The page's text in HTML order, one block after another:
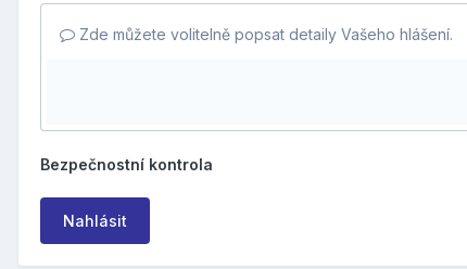
Zde můžete volitelně popsat detaily Vašeho hlášení.
Bezpečnostní kontrola
Nahlásit